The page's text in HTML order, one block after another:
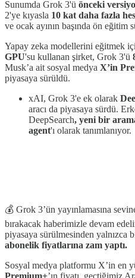
Sunumda Grok 3'ü önceki
2'ye kıyasla 10 kat daha fazla
ve ocak ayının başında ön eğitim
Yapay zeka modellerini eğitmek
GPU'su kullanan şirket, Grok 3'ü
Musk’a ait sosyal medya X’in
piyasaya sürüldü.
xAI, Grok 3'e ek olarak
aracı da piyasaya sürdü.
DeepSearch, yeni bir
agent'ı olarak tanımlanıyor.
💰 Grok 3’ün yayınlamasına
bırakacak haberimizle devam
piyasaya sürülmesinden yalnızca
abonelik fiyatlarına zam yaptı.
Sosyal medya platformu X’in en
Premium+’ın fiyatı, geçtiğimiz